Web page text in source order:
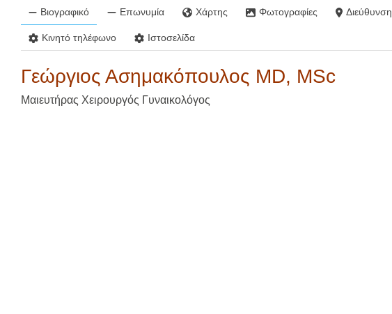
Βιογραφικό Επωνυμία Χάρτης Φωτογραφίες Διεύθυνση
Κινητό τηλέφωνο Ιστοσελίδα
Γεώργιος Ασημακόπουλος MD, MSc
Μαιευτήρας Χειρουργός Γυναικολόγος